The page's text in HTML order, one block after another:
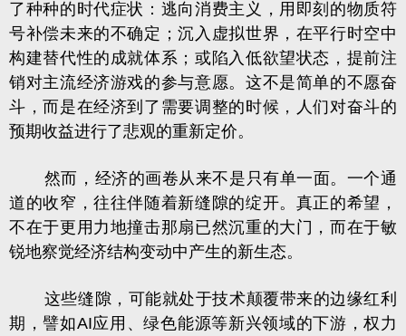
了种种的时代症状：逃向消费主义，用即刻的物质符
号补偿未来的不确定；沉入虚拟世界，在平行时空中
构建替代性的成就体系；或陷入低欲望状态，提前注
销对主流经济游戏的参与意愿。这不是简单的不愿奋
斗，而是在经济到了需要调整的时候，人们对奋斗的
预期收益进行了悲观的重新定价。
然而，经济的画卷从来不是只有单一面。一个通
道的收窄，往往伴随着新缝隙的绽开。真正的希望，
不在于更用力地撞击那扇已然沉重的大门，而在于敏
锐地察觉经济结构变动中产生的新生态。
这些缝隙，可能就处于技术颠覆带来的边缘红利
期，譬如AI应用、绿色能源等新兴领域的下游，权力